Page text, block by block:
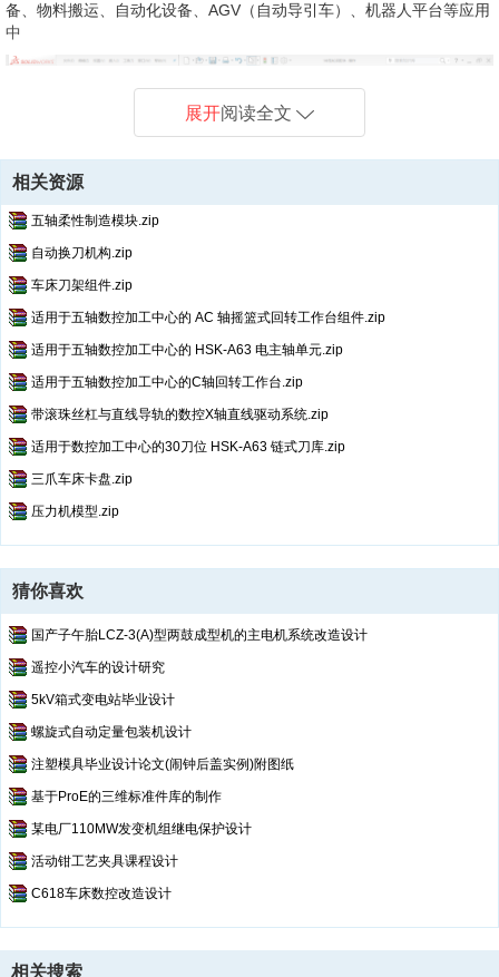
备、物料搬运、自动化设备、AGV（自动导引车）、机器人平台等应用
中
展开阅读全文
相关资源
五轴柔性制造模块.zip
自动换刀机构.zip
车床刀架组件.zip
适用于五轴数控加工中心的 AC 轴摇篮式回转工作台组件.zip
适用于五轴数控加工中心的 HSK-A63 电主轴单元.zip
适用于五轴数控加工中心的C轴回转工作台.zip
带滚珠丝杠与直线导轨的数控X轴直线驱动系统.zip
适用于数控加工中心的30刀位 HSK-A63 链式刀库.zip
三爪车床卡盘.zip
压力机模型.zip
猜你喜欢
国产子午胎LCZ-3(A)型两鼓成型机的主电机系统改造设计
遥控小汽车的设计研究
5kV箱式变电站毕业设计
螺旋式自动定量包装机设计
注塑模具毕业设计论文(闹钟后盖实例)附图纸
基于ProE的三维标准件库的制作
某电厂110MW发变机组继电保护设计
活动钳工艺夹具课程设计
C618车床数控改造设计
相关搜索